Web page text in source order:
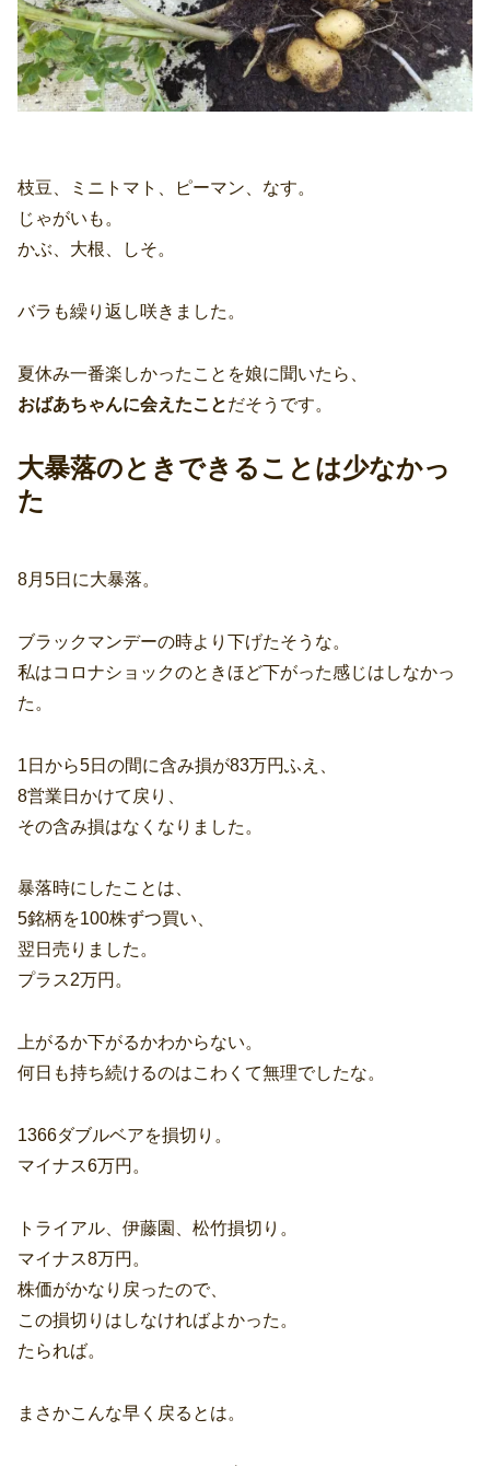
枝豆、ミニトマト、ピーマン、なす。
じゃがいも。
かぶ、大根、しそ。
バラも繰り返し咲きました。
夏休み一番楽しかったことを娘に聞いたら、
おばあちゃんに会えたことだそうです。
大暴落のときできることは少なかっ
た
8月5日に大暴落。
ブラックマンデーの時より下げたそうな。
私はコロナショックのときほど下がった感じはしなかっ
た。
1日から5日の間に含み損が83万円ふえ、
8営業日かけて戻り、
その含み損はなくなりました。
暴落時にしたことは、
5銘柄を100株ずつ買い、
翌日売りました。
プラス2万円。
上がるか下がるかわからない。
何日も持ち続けるのはこわくて無理でしたな。
1366ダブルベアを損切り。
マイナス6万円。
トライアル、伊藤園、松竹損切り。
マイナス8万円。
株価がかなり戻ったので、
この損切りはしなければよかった。
たられば。
まさかこんな早く戻るとは。